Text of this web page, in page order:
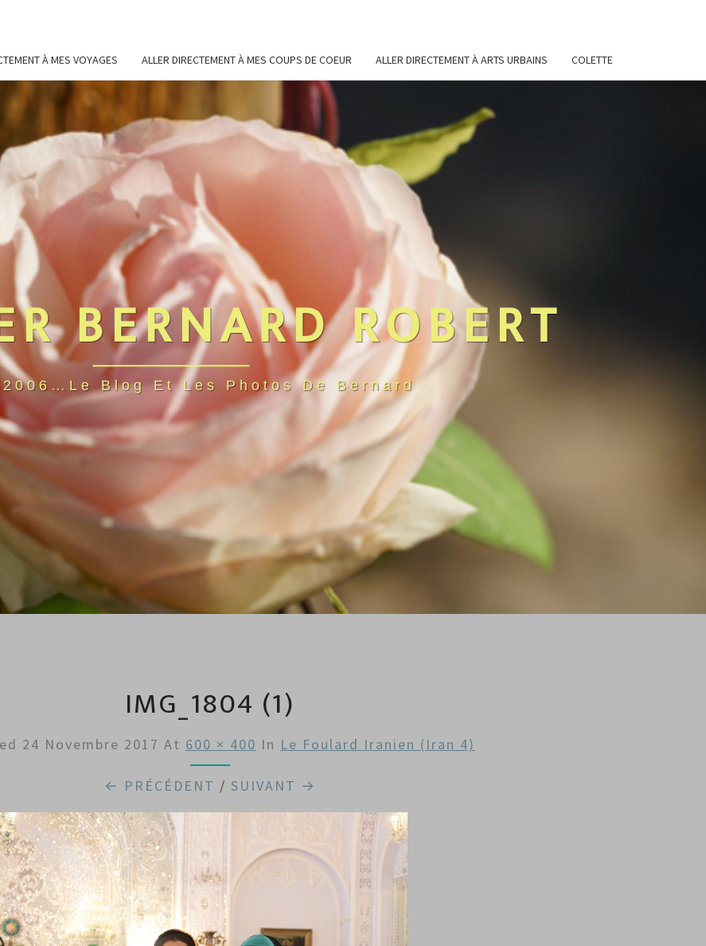
À MES VOYAGES ALLER DIRECTEMENT À MES COUPS DE COEUR ALLER DIRECTEMENT À ARTS URBAINS COLETTE
BERNARD ROBERT
2006…Le Blog Et Les Photos De Bernard
IMG_1804 (1)
24 Novembre 2017 At 600 × 400 In Le Foulard Iranien (Iran 4)
← PRÉCÉDENT / SUIVANT →